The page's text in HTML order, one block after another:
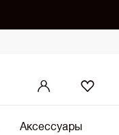
Аксессуары